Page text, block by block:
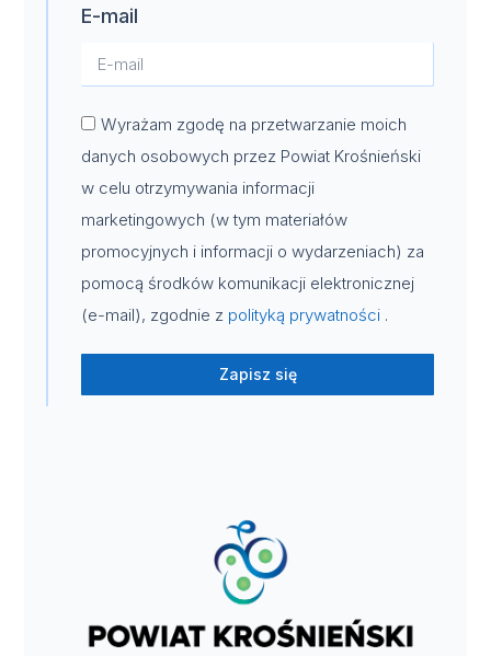
E-mail
Wyrażam zgodę na przetwarzanie moich
danych osobowych przez Powiat Krośnieński
w celu otrzymywania informacji
marketingowych (w tym materiałów
promocyjnych i informacji o wydarzeniach) za
pomocą środków komunikacji elektronicznej
(e-mail), zgodnie z polityką prywatności .
Zapisz się